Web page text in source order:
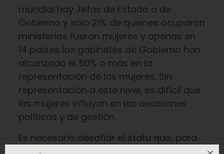
mundial hay Jefas de Estado o de
Gobierno y solo 21% de quienes ocuparon
ministerios fueron mujeres y apenas en
14 países los gabinetes de Gobierno han
alcanzado el 50% o más en la
representación de las mujeres. Sin
representación a este nivel, es difícil que
las mujeres influyan en las decisiones
políticas y de gestión.
Es necesario desafiar el statu quo, para
que globalmente tengan voz y sus